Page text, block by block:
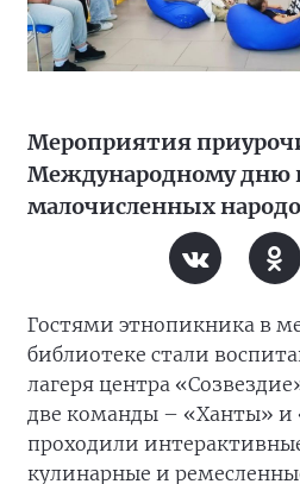
Мероприятия
Международному дню
малочисленных
Гостями этнопикника в
библиотеке стали
лагеря центра
две команды – «Ханты» и
проходили
кулинарные и